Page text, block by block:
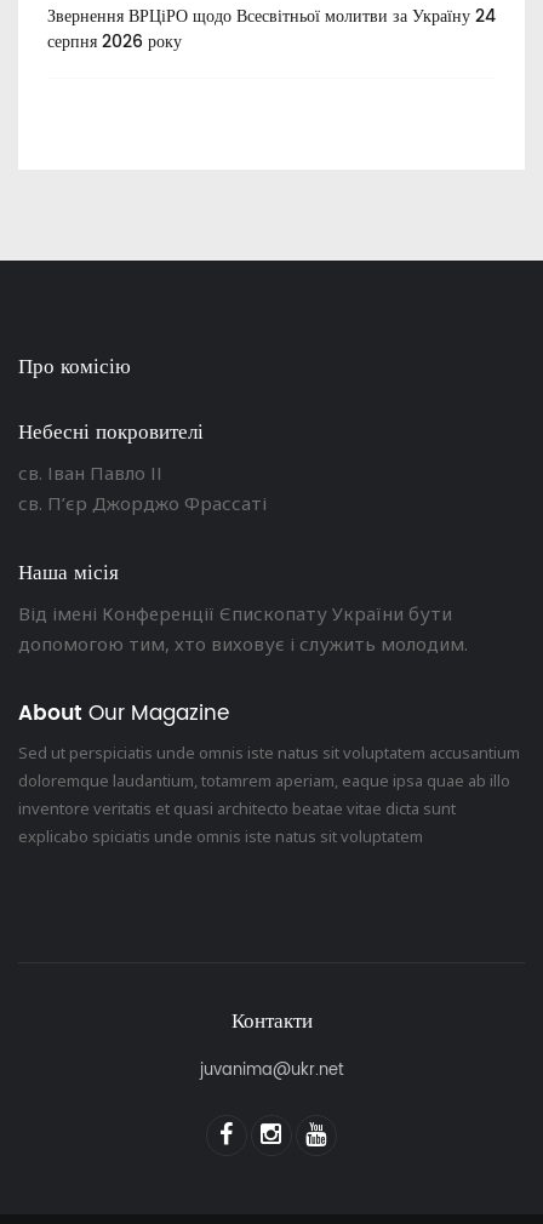
Звернення ВРЦіРО щодо Всесвітньої молитви за Україну 24
серпня 2026 року
Про комісію
Небесні покровителі
св. Іван Павло ІІ
св. П’єр Джорджо Фрассаті
Наша місія
Від імені Конференції Єпископату України бути
допомогою тим, хто виховує і служить молодим.
About Our Magazine
Sed ut perspiciatis unde omnis iste natus sit voluptatem accusantium
doloremque laudantium, totamrem aperiam, eaque ipsa quae ab illo
inventore veritatis et quasi architecto beatae vitae dicta sunt
explicabo spiciatis unde omnis iste natus sit voluptatem
Контакти
juvanima@ukr.net